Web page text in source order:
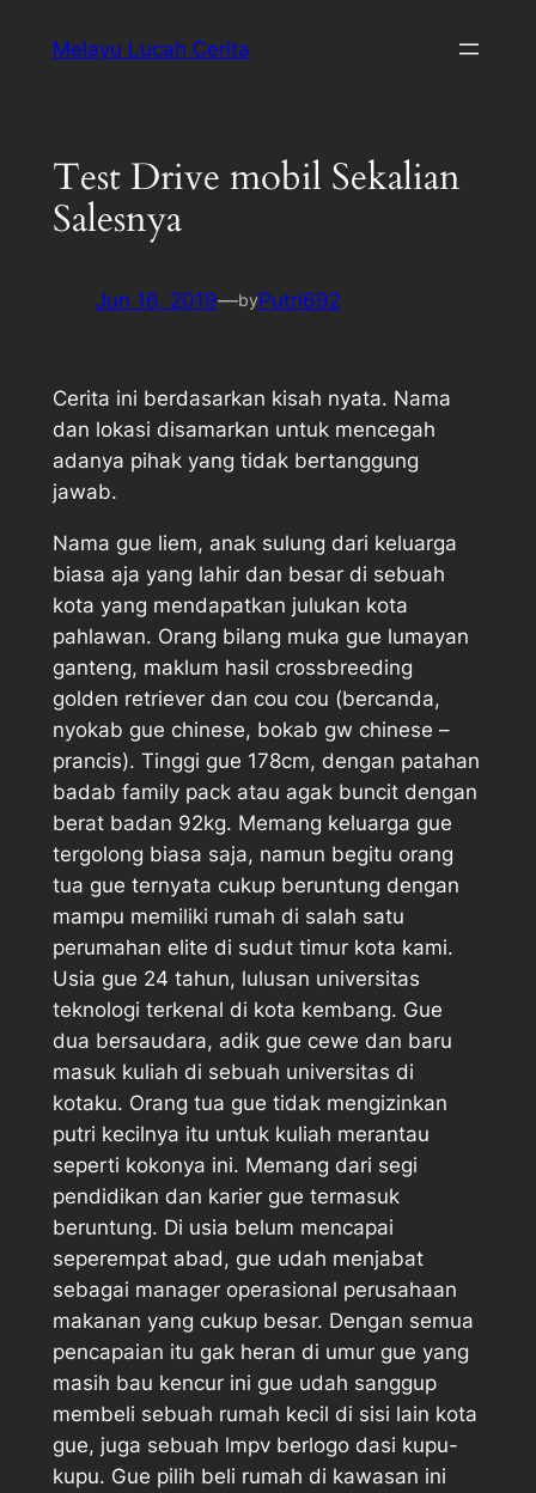
Melayu Lucah Cerita
Test Drive mobil Sekalian
Salesnya
Jun 16, 2019—byPutri692
Cerita ini berdasarkan kisah nyata. Nama
dan lokasi disamarkan untuk mencegah
adanya pihak yang tidak bertanggung
jawab.
Nama gue liem, anak sulung dari keluarga
biasa aja yang lahir dan besar di sebuah
kota yang mendapatkan julukan kota
pahlawan. Orang bilang muka gue lumayan
ganteng, maklum hasil crossbreeding
golden retriever dan cou cou (bercanda,
nyokab gue chinese, bokab gw chinese –
prancis). Tinggi gue 178cm, dengan patahan
badab family pack atau agak buncit dengan
berat badan 92kg. Memang keluarga gue
tergolong biasa saja, namun begitu orang
tua gue ternyata cukup beruntung dengan
mampu memiliki rumah di salah satu
perumahan elite di sudut timur kota kami.
Usia gue 24 tahun, lulusan universitas
teknologi terkenal di kota kembang. Gue
dua bersaudara, adik gue cewe dan baru
masuk kuliah di sebuah universitas di
kotaku. Orang tua gue tidak mengizinkan
putri kecilnya itu untuk kuliah merantau
seperti kokonya ini. Memang dari segi
pendidikan dan karier gue termasuk
beruntung. Di usia belum mencapai
seperempat abad, gue udah menjabat
sebagai manager operasional perusahaan
makanan yang cukup besar. Dengan semua
pencapaian itu gak heran di umur gue yang
masih bau kencur ini gue udah sanggup
membeli sebuah rumah kecil di sisi lain kota
gue, juga sebuah lmpv berlogo dasi kupu-
kupu. Gue pilih beli rumah di kawasan ini